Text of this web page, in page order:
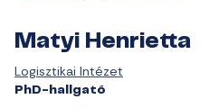
Matyi Henrietta
Logisztikai Intézet
PhD-hallgató